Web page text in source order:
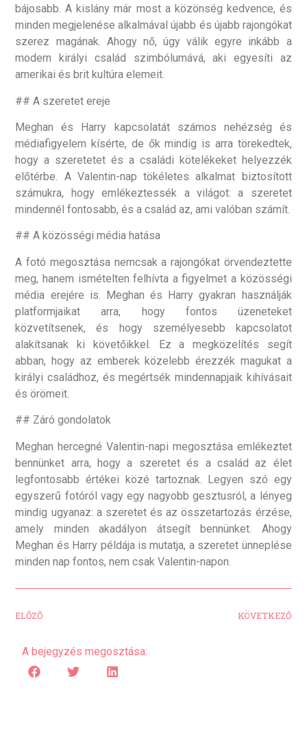
bájosabb. A kislány már most a közönség kedvence, és
minden megjelenése alkalmával újabb és újabb rajongókat
szerez magának. Ahogy nő, úgy válik egyre inkább a
modern királyi család szimbólumává, aki egyesíti az
amerikai és brit kultúra elemeit.
## A szeretet ereje
Meghan és Harry kapcsolatát számos nehézség és
médiafigyelem kísérte, de ők mindig is arra törekedtek,
hogy a szeretetet és a családi kötelékeket helyezzék
előtérbe. A Valentin-nap tökéletes alkalmat biztosított
számukra, hogy emlékeztessék a világot: a szeretet
mindennél fontosabb, és a család az, ami valóban számít.
## A közösségi média hatása
A fotó megosztása nemcsak a rajongókat örvendeztette
meg, hanem ismételten felhívta a figyelmet a közösségi
média erejére is. Meghan és Harry gyakran használják
platformjaikat arra, hogy fontos üzeneteket
közvetítsenek, és hogy személyesebb kapcsolatot
alakítsanak ki követőikkel. Ez a megközelítés segít
abban, hogy az emberek közelebb érezzék magukat a
királyi családhoz, és megértsék mindennapjaik kihívásait
és örömeit.
## Záró gondolatok
Meghan hercegné Valentin-napi megosztása emlékeztet
bennünket arra, hogy a szeretet és a család az élet
legfontosabb értékei közé tartoznak. Legyen szó egy
egyszerű fotóról vagy egy nagyobb gesztusról, a lényeg
mindig ugyanaz: a szeretet és az összetartozás érzése,
amely minden akadályon átsegít bennünket. Ahogy
Meghan és Harry példája is mutatja, a szeretet ünneplése
minden nap fontos, nem csak Valentin-napon.
ELŐZŐ KÖVETKEZŐ
A bejegyzés megosztása: